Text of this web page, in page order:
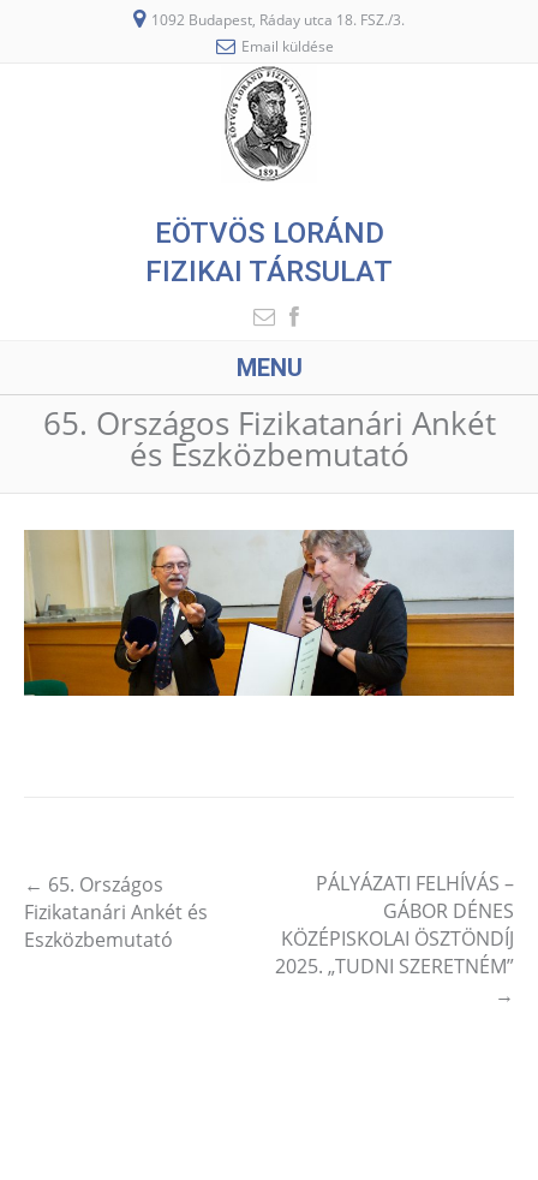
1092 Budapest, Ráday utca 18. FSZ./3.
Email küldése
EÖTVÖS LORÁND
FIZIKAI TÁRSULAT
MENU
65. Országos Fizikatanári Ankét
és Eszközbemutató
Post navigation
← 65. Országos
Fizikatanári Ankét és
Eszközbemutató
PÁLYÁZATI FELHÍVÁS –
GÁBOR DÉNES
KÖZÉPISKOLAI ÖSZTÖNDÍJ
2025. „TUDNI SZERETNÉM”
→